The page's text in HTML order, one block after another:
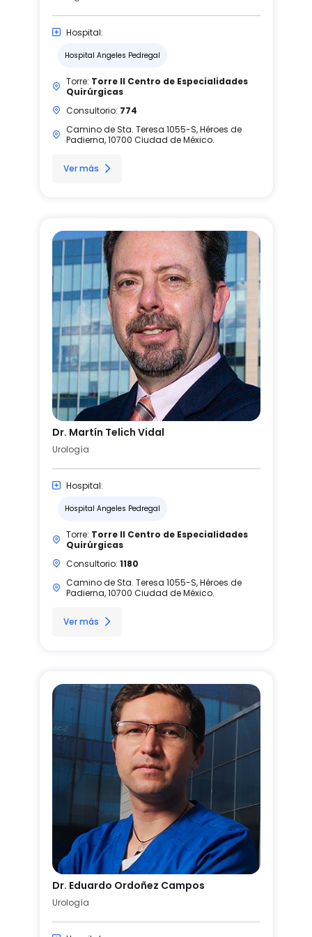
Hospital:
Hospital Angeles Pedregal
Torre: Torre II Centro de Especialidades
Quirúrgicas
Consultorio: 774
Camino de Sta. Teresa 1055-S, Héroes de
Padierna, 10700 Ciudad de México.
Ver más
Dr. Martín Telich Vidal
Urología
Hospital:
Hospital Angeles Pedregal
Torre: Torre II Centro de Especialidades
Quirúrgicas
Consultorio: 1180
Camino de Sta. Teresa 1055-S, Héroes de
Padierna, 10700 Ciudad de México.
Ver más
Dr. Eduardo Ordoñez Campos
Urología